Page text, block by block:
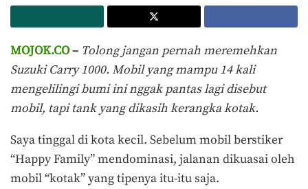
MOJOK.CO– Tolong jangan pernah meremehkan
Suzuki Carry 1000. Mobil yang mampu 14 kali
mengelilingi bumi ini nggak pantas lagi disebut
mobil, tapi tank yang dikasih kerangka kotak.
Saya tinggal di kota kecil. Sebelum mobil berstiker
“Happy Family” mendominasi, jalanan dikuasai oleh
mobil “kotak” yang tipenya itu-itu saja.